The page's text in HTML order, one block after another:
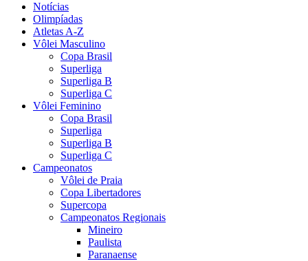
Notícias
Olimpíadas
Atletas A-Z
Vôlei Masculino
Copa Brasil
Superliga
Superliga B
Superliga C
Vôlei Feminino
Copa Brasil
Superliga
Superliga B
Superliga C
Campeonatos
Vôlei de Praia
Copa Libertadores
Supercopa
Campeonatos Regionais
Mineiro
Paulista
Paranaense